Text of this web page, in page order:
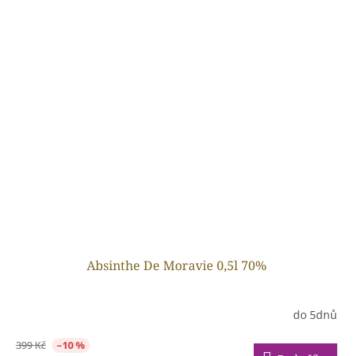
Absinthe De Moravie 0,5l 70%
do 5dnů
399 Kč –10 %